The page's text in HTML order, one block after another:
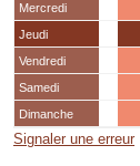
Mercredi
Jeudi
Vendredi
Samedi
Dimanche
Signaler une erreur